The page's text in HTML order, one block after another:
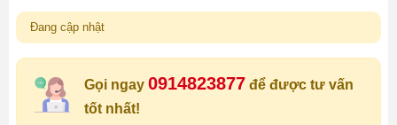
Đang cập nhật
Gọi ngay 0914823877 để được tư vấn
tốt nhất!